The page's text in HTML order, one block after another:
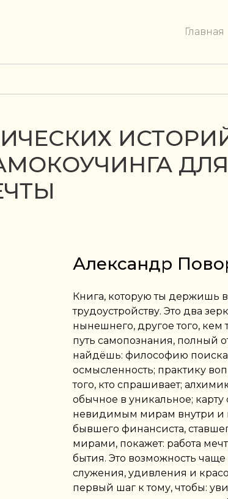
Главная
Александр
Книга, которую ты держишь в
трудоустройству. Это два
нынешнего, другое того,
путь самопознания, полный
найдёшь: философию
осмысленность; практику
того, кто спрашивает;
обычное в уникальное; карту
невидимым мирам внутри и
бывшего финансиста,
мирами, покажет: работа
бытия. Это возможность чаще
служения, удивления и
первый шаг к тому, чтобы: